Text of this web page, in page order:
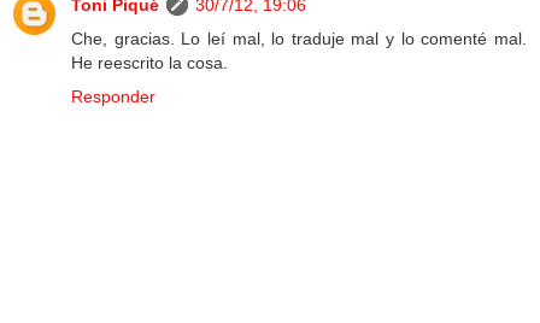
Toni Piqué
30/7/12, 19:06
Che, gracias. Lo leí mal, lo traduje mal y lo comenté mal.
He reescrito la cosa.
Responder